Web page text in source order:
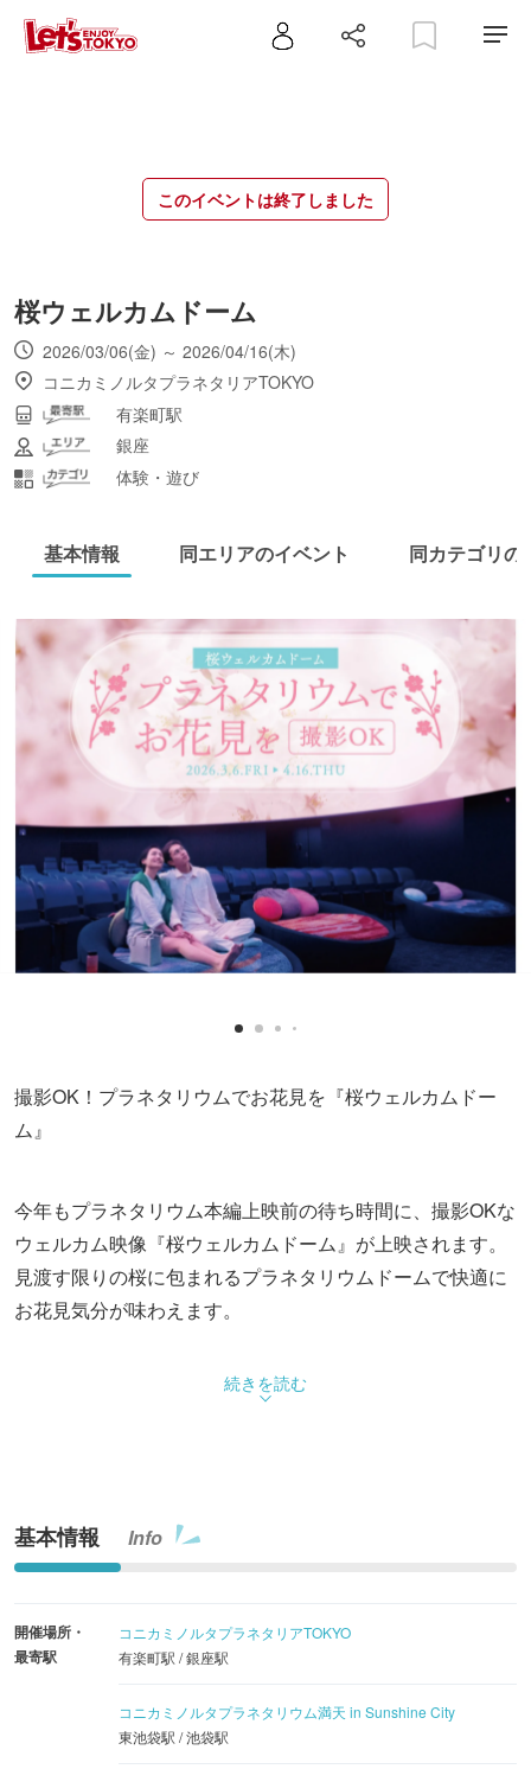
このイベントは終了しました
桜ウェルカムドーム
2026/03/06(金) ～ 2026/04/16(木)
コニカミノルタプラネタリアTOKYO
有楽町駅
銀座
体験・遊び
基本情報 同エリアのイベント 同カテゴリの
撮影OK！プラネタリウムでお花見を『桜ウェルカムドー
ム』
今年もプラネタリウム本編上映前の待ち時間に、撮影OKな
ウェルカム映像『桜ウェルカムドーム』が上映されます。
見渡す限りの桜に包まれるプラネタリウムドームで快適に
お花見気分が味わえます。
プラネタリウム本編上映前の約5～10分間に、見渡す限り
の桜に包まれる、桜ウェルカムドームを上映します。開花
※内容の詳細は公式サイトをご確認ください。
続きを読む
基本情報 Info
開催場所・
最寄駅
コニカミノルタプラネタリアTOKYO
有楽町駅 / 銀座駅
コニカミノルタプラネタリウム満天 in Sunshine City
東池袋駅 / 池袋駅